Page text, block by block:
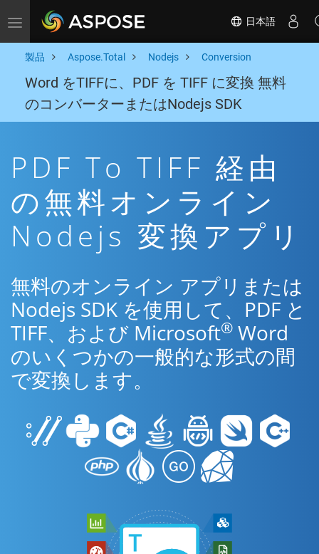
Toggle navigation 日本語
製品 Aspose.Total Nodejs Conversion
Word をTIFFに、PDF を TIFF に変換 無料
のコンバーターまたはNodejs SDK
PDF To TIFF 経由
の無料オンライン
Nodejs 変換アプリ
無料のオンライン アプリまたは
Nodejs SDK を使用して、PDF と
TIFF、および Microsoft® Word
のいくつかの一般的な形式の間
で変換します。